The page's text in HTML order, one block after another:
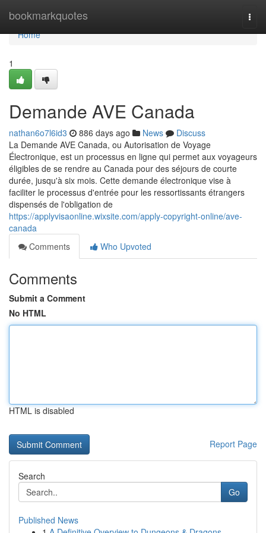
bookmarkquotes
Home
Home
1
Demande AVE Canada
nathan6o7l6id3 886 days ago News
Discuss
La Demande AVE Canada, ou Autorisation de Voyage
Électronique, est un processus en ligne qui permet aux voyageurs
éligibles de se rendre au Canada pour des séjours de courte
durée, jusqu'à six mois. Cette demande électronique vise à
faciliter le processus d'entrée pour les ressortissants étrangers
dispensés de l'obligation de
https://applyvisaonline.wixsite.com/apply-copyright-online/ave-
canada
Comments
Who Upvoted
Comments
Submit a Comment
No HTML
HTML is disabled
Report Page
Search
Go
Published News